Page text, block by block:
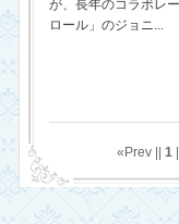
が、長年のコラボレ
ロール」のジョニ...
«Prev || 1|